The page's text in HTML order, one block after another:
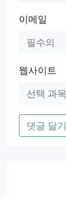
이메일
웹사이트
댓글 달기